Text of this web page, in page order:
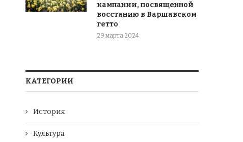
кампании, посвященной
восстанию в Варшавском
гетто
29 марта 2024
КАТЕГОРИИ
История
Культура